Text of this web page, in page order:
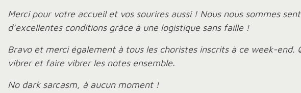
Merci pour votre accueil et vos sourires aussi ! Nous nous sommes
d’excellentes conditions grâce à une logistique sans faille !
Bravo et merci également à tous les choristes inscrits à ce week-
vibrer et faire vibrer les notes ensemble.
No dark sarcasm, à aucun moment !